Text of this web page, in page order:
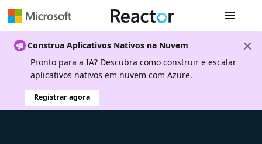
Construa Aplicativos Nativos na Nuvem
Pronto para a IA? Descubra como construir e escalar
aplicativos nativos em nuvem com Azure.
Registrar agora